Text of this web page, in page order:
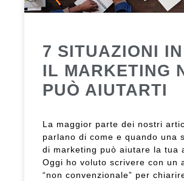
7 SITUAZIONI
IL MARKETING
PUÒ AIUTARTI
La maggior parte dei nostri
parlano di come e quando una
di marketing può aiutare la tua
Oggi ho voluto scrivere con un
“non convenzionale” per